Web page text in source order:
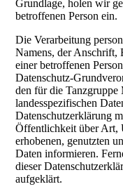
Grundlage, holen wir
betroffenen Person ein.
Die Verarbeitung
Namens, der Anschrift,
einer betroffenen
Datenschutz-
den für die Tanzgruppe
landesspezifischen
Datenschutzerklärung
Öffentlichkeit über Art,
erhobenen, genutzten
Daten informieren.
dieser
aufgeklärt.